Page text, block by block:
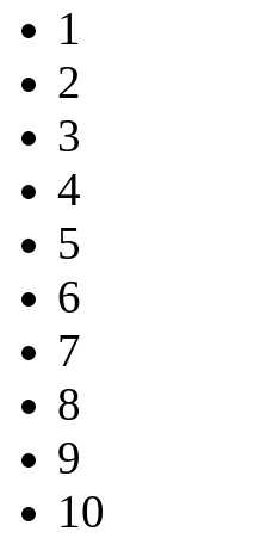
1
2
3
4
5
6
7
8
9
10